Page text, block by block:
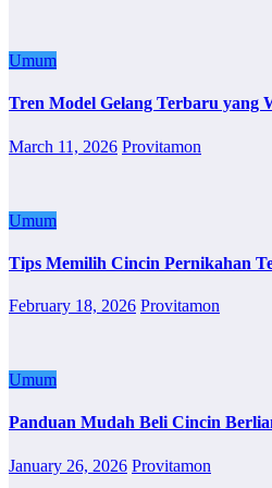
Umum
Tren Model Gelang Terbaru yang
March 11, 2026 Provitamon
Umum
Tips Memilih Cincin Pernikahan
February 18, 2026 Provitamon
Umum
Panduan Mudah Beli Cincin
January 26, 2026 Provitamon